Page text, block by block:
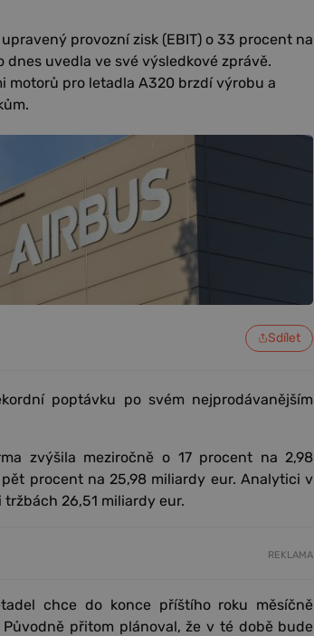
provozní zisk (EBIT) o 33 procent na
dnes uvedla ve své výsledkové zprávě.
motorů pro letadla A320 brzdí výrobu a
Sdílet
poptávku po svém nejprodávanějším
zvýšila meziročně o 17 procent na 2,98
procent na 25,98 miliardy eur. Analytici v
26,51 miliardy eur.
REKLAMA
chce do konce příštího roku měsíčně
přitom plánoval, že v té době bude